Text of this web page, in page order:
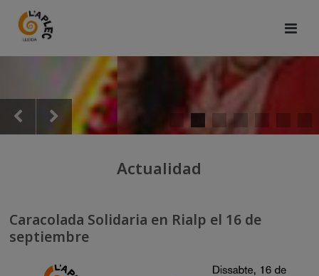
Actualidad
Caracolada Solidaria en Rialp el 16 de
septiembre